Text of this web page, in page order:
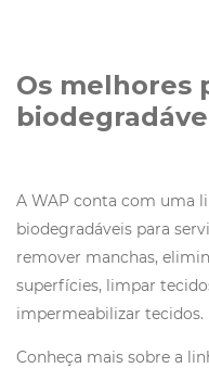
Os melhores
A WAP conta com uma
biodegradáveis para
remover manchas,
superfícies, limpar
impermeabilizar tecidos.
Conheça mais sobre a